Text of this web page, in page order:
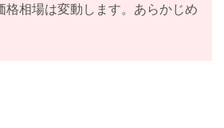
格相場は変動します。あらかじめ